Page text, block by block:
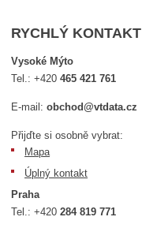
RYCHLÝ KONTAKT
Vysoké Mýto
Tel.:+420465 421 761
E-mail:obchod@vtdata.cz
Přijďte si osobně vybrat:
Mapa
Úplný kontakt
Praha
Tel.:+420284 819 771